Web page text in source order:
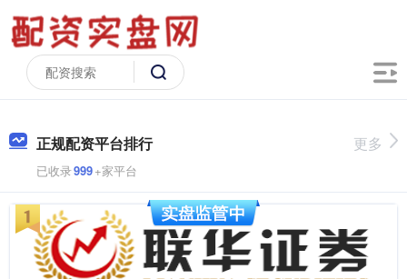
正规配资平台排行
已收录999+家平台
更多